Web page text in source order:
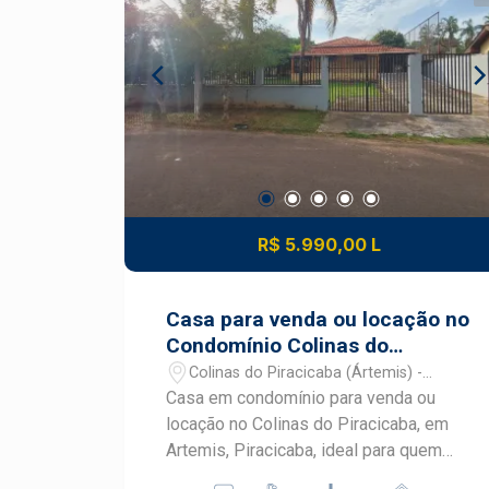
quadra de vôlei de areia, quadra de
tênis, campo de futebol, salão de
festas, playground, 2 lagos, deck,
orquidário, praças de convivência e
portaria 24 h.
R$ 5.990,00 L
Casa para venda ou locação no
Condomínio Colinas do
Piracicaba
Colinas do Piracicaba (Ártemis) -
Piracicaba/SP
Casa em condomínio para venda ou
locação no Colinas do Piracicaba, em
Artemis, Piracicaba, ideal para quem